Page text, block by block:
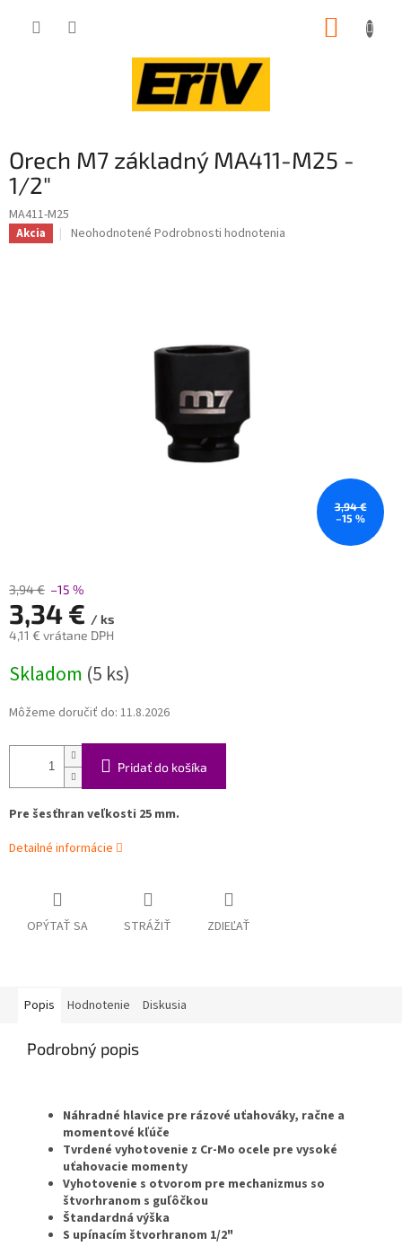
Orech M7 základný MA411-M25 -
1/2"
MA411-M25
Akcia
Priemerné
Neohodnotené Podrobnosti hodnotenia
3,94 €
–15 %
3,94 € –15 %
3,34 € / ks
4,11 € vrátane DPH
cena:
Skladom (5 ks)
Môžeme doručiť do: 11.8.2026
Pridať do košíka
Pre šesťhran veľkosti 25 mm.
Detailné informácie
OPÝTAŤ SA STRÁŽIŤ ZDIEĽAŤ
Popis Hodnotenie Diskusia
Podrobný popis
Náhradné hlavice pre rázové uťahováky, račne a
momentové kľúče
Tvrdené vyhotovenie z Cr-Mo ocele pre vysoké
uťahovacie momenty
Vyhotovenie s otvorom pre mechanizmus so
štvorhranom s guľôčkou
Štandardná výška
S upínacím štvorhranom 1/2"